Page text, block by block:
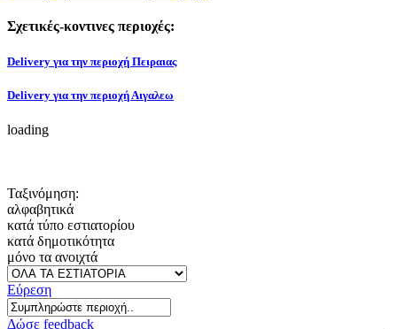
Σχετικές-κοντινες περιοχές:
Delivery για την περιοχή Πειραιας
Delivery για την περιοχή Αιγαλεω
loading
Ταξινόμηση:
αλφαβητικά
κατά τύπο εστιατορίου
κατά δημοτικότητα
μόνο τα ανοιχτά
Εύρεση
Δώσε feedback